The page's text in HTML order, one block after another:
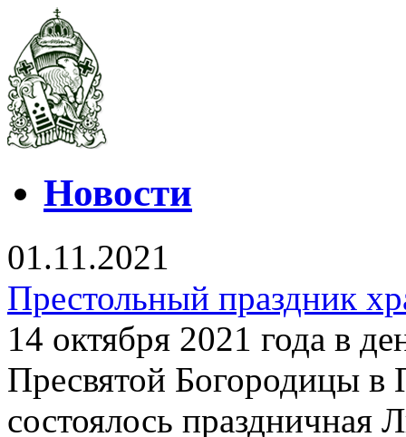
Новости
01.11.2021
Престольный праздник
14 октября 2021 года в
Пресвятой Богородицы в
состоялось праздничная